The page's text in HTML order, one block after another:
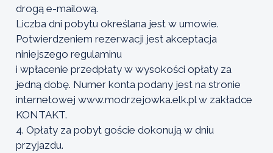
drogą e-mailową.
Liczba dni pobytu określana jest w umowie.
Potwierdzeniem rezerwacji jest akceptacja
niniejszego regulaminu
i wpłacenie przedpłaty w wysokości opłaty za
jedną dobę. Numer konta podany jest na stronie
internetowej www.modrzejowka.elk.pl w zakładce
KONTAKT.
4. Opłaty za pobyt goście dokonują w dniu
przyjazdu.